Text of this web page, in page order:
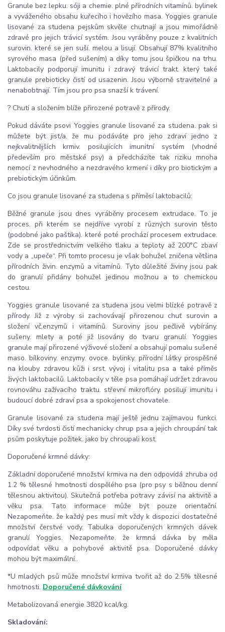
Granule bez lepku. sóji a chemie. plné přírodních vitamínů. bylinek
a vyváženého obsahu kuřecího i hovězího masa. Yoggies granule
lisované za studena pejskům skvěle chutnají a jsou mimořádně
zdravé pro jejich trávicí systém. Jsou vyráběny pouze z kvalitních
surovin. které se jen suší. melou a lisují. Obsahují 87% kvalitního
syrového masa (před sušením) a díky tomu jsou špičkou na trhu.
Laktobacily podporují imunitu i zdravý trávicí trakt. který také
granule prebioticky čistí od usazenin. Jsou výborně stravitelné a
nenabobtnají. Tím jsou pro psa snazší k trávení.
? Chutí a složením blíže přirozené potravě z přírody.
Pokud dáváte psovi Yoggies granule lisované za studena. pak si
můžete být jist/a. že mu podáváte pro jeho zdraví jedno z
nejkvalitnějších krmiv. posilujících imunitní systém (vhodné
především pro městské psy) a předcházíte tak riziku mnoha
nemocí z nevhodného a nezdravého krmení i díky pro biotickým a
prebiotickým účinkům.
Co jsou granule lisované za studena s příměsí laktobacilů:
Běžné granule jsou dnes vyráběny procesem extrudace. To je
proces. při kterém se nejdříve vyrobí z různých surovin těsto
(podobné jako paštika). které poté prochází procesem extrudace.
Zde se prostřednictvím velkého tlaku a teploty až 200°C zbaví
vody a „upeče“. Při tomto procesu je však bohužel zničena většina
přírodních živin. enzymů a vitamínů. Tyto důležité živiny jsou pak
do granulí přidány bohužel jedinou možnou a to chemickou
cestou.
Yoggies granule lisované za studena jsou velmi blízké potravě z
přírody. Již z výroby si zachovávají přirozenou chuť surovin a
složení vč.enzymů i vitamínů. Suroviny jsou pečlivě vybírány.
sušeny. mlety a poté již lisovány do tvaru granulí. Yoggies
granule mají přirozené výživové složení a obsahují pomalu sušené
maso. bílkoviny. enzymy. ovoce. bylinky. přírodní látky prospěšné
na klouby. zdravou kůži i srst. vývoj i vitalitu psa a také příměs
živých laktobacilů. Laktobacily v těle psa pomáhají udržet zdravou
rovnováhu zažívacího traktu. střevní mikroflóry. posilují imunitu i
budoucí dobré zdraví psa a spokojenost chovatele.
Granule lisované za studena mají ještě jednu zajímavou funkci.
Díky své tvrdosti čistí mechanicky chrup psa a jejich chroupání tak
psům poskytuje požitek. jako by chroupali kost.
Doporučené krmné dávky:
Základní doporučené množství krmiva na den odpovídá zhruba od
1.2 % tělesné hmotnosti dospělého psa (pro psy s běžnou denní
tělesnou aktivitou). Skutečná potřeba potravy závisí na aktivitě a
věku psa. Tato informace může být pouze orientační.
Nezapomeňte. že každý pes musí mít vždy k dispozici dostatečné
množství čerstvé vody. Tabulka doporučených krmných dávek
granulí Yoggies. Nezapomeňte. že krmná dávka by měla
odpovídat věku a pohybové aktivitě psa. Doporučené dávky
mohou být maximální..
*U mladých psů může množství krmiva tvořit až do 2.5% tělesné
hmotnosti. Doporučené dávkování
Metabolizovaná energie 3820 kcal/kg.
Skladování: